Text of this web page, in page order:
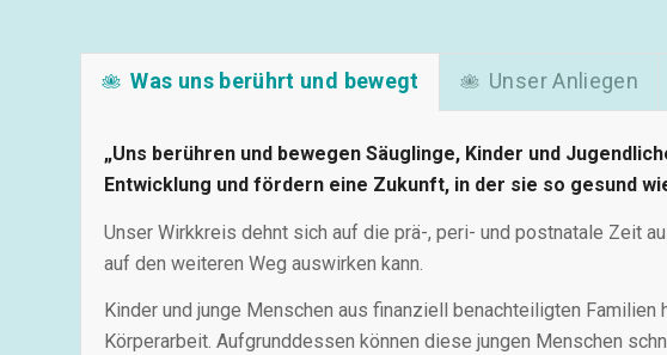
Was uns berührt und bewegt Unser Anliegen
„Uns berühren und bewegen Säuglinge, Kinder und
Entwicklung und fördern eine Zukunft, in der sie so gesund
Unser Wirkkreis dehnt sich auf die prä-, peri- und postnatale Zeit
auf den weiteren Weg auswirken kann.
Kinder und junge Menschen aus finanziell benachteiligten
Körperarbeit. Aufgrunddessen können diese jungen Menschen